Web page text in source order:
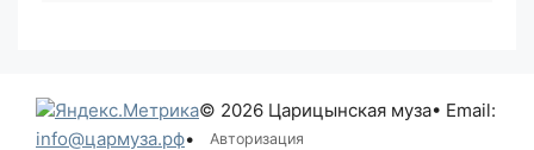
© 2026 Царицынская муза• Email:
info@цармуза.рф• Авторизация